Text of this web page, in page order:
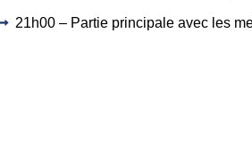
21h00 – Partie principale avec les